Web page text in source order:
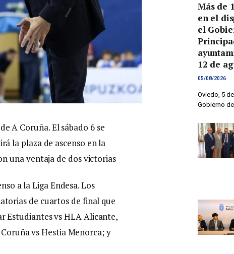
A Coruña. El sábado 6 se
la plaza de ascenso en la
una ventaja de dos victorias
a la Liga Endesa. Los
de cuartos de final que
Estudiantes vs HLA Alicante,
vs Hestia Menorca; y
Más de
en el
el
12 de
05/08/2026
Oviedo, 5
Gobierno